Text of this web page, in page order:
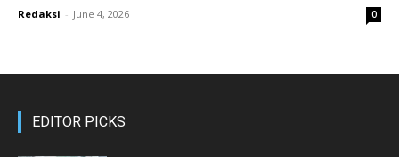
Redaksi - June 4, 2026 0
EDITOR PICKS